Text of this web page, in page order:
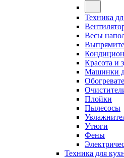
Техника
Весы
Красота и
Машинки
Плойки
Пылесосы
Утюги
Фены
Техника для